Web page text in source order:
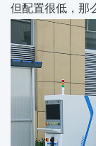
但配置很低，那